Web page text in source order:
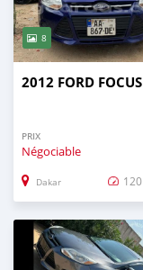
8
2012 FORD FOCUS
PRIX
Négociable
Dakar